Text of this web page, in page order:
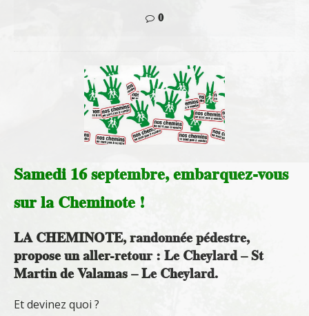
0
Samedi 16 septembre, embarquez-vous
sur la Cheminote !
LA CHEMINOTE, randonnée pédestre,
propose un aller-retour : Le Cheylard – St
Martin de Valamas – Le Cheylard.
Et devinez quoi ?